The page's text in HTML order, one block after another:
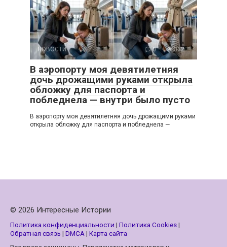
НОВОСТИ 0 332
В аэропорту моя девятилетняя
дочь дрожащими руками открыла
обложку для паспорта и
побледнела — внутри было пусто
В аэропорту моя девятилетняя дочь дрожащими руками
открыла обложку для паспорта и побледнела —
© 2026 Интересные Истории
Политика конфиденциальности | Политика Cookies|
Обратная связь | DMCA| Карта сайта